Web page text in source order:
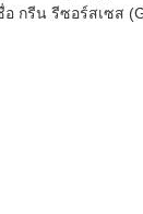
กรีน รีซอร์สเซส